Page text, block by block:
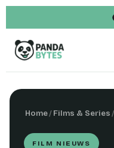
Home/Films & Series/
FILM NIEUWS